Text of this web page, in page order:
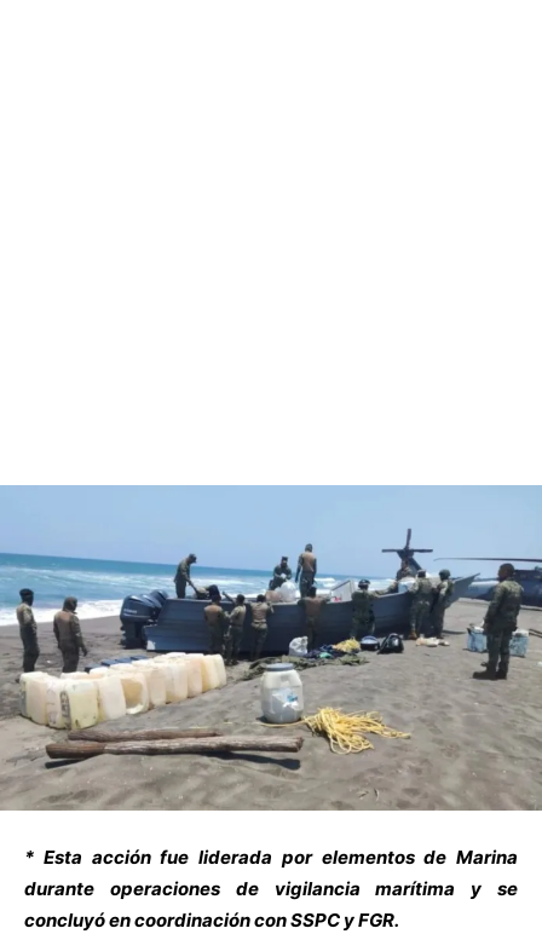
* Esta acción fue liderada por elementos de Marina
durante operaciones de vigilancia marítima y se
concluyó en coordinación con SSPC y FGR.